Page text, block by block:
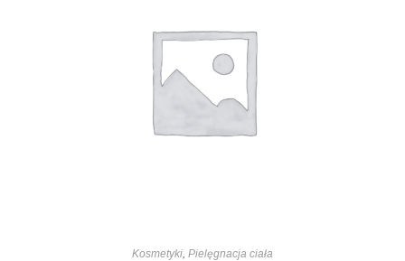
Kosmetyki Pielęgnacja ciała